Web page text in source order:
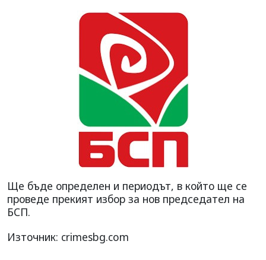
Ще бъде определен и периодът, в който ще се
проведе прекият избор за нов председател на
БСП.
Източник: crimesbg.com